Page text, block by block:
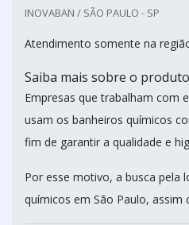
INOVABAN / SÃO PAULO - SP
Atendimento somente na
Saiba mais sobre o produto
Empresas que trabalham com
usam os banheiros químicos
fim de garantir a qualidade e
Por esse motivo, a busca pela
químicos em São Paulo, assim